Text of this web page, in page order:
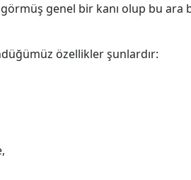
genel bir kanı olup bu ara
özellikler şunlardır: